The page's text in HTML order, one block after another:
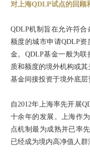
对上海QDLP试点的回顾
QDLP机制旨在允许符
额度的城市申请QDLP
金。QDLP基金一般为
质和额度的境外机构或
基金间接投资于境外底层
自2012年上海率先开展
十余年的发展。上海作
点机制最为成熟并已率
已经成为境内高净值人群